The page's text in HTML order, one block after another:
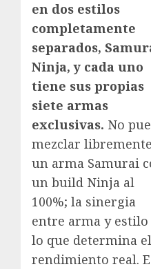
en dos estilos
completamente
separados,
Ninja, y cada uno
tiene sus propias
siete armas
exclusivas. No
mezclar libremente
un arma Samurai
un build Ninja al
100%; la sinergia
entre arma y estilo
lo que determina el
rendimiento real.